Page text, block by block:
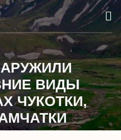
ВИДЫ
ЧУКОТКИ,